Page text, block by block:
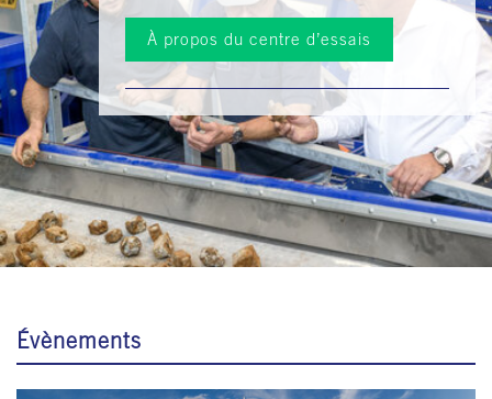
À propos du centre d’essais
Évènements